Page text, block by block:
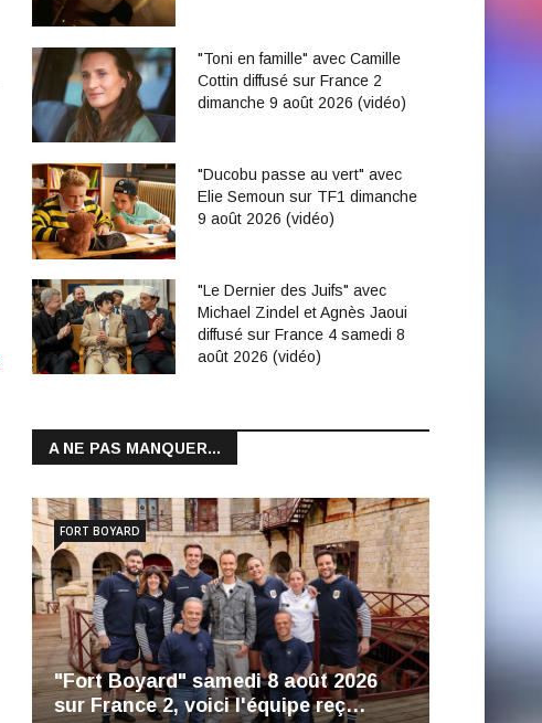
"Toni en famille" avec Camille
Cottin diffusé sur France 2
dimanche 9 août 2026 (vidéo)
"Ducobu passe au vert" avec
Elie Semoun sur TF1 dimanche
9 août 2026 (vidéo)
"Le Dernier des Juifs" avec
Michael Zindel et Agnès Jaoui
diffusé sur France 4 samedi 8
août 2026 (vidéo)
A NE PAS MANQUER...
"Fort Boyard" samedi 8 août 2026
sur France 2, voici l'équipe reç…
FORT BOYARD